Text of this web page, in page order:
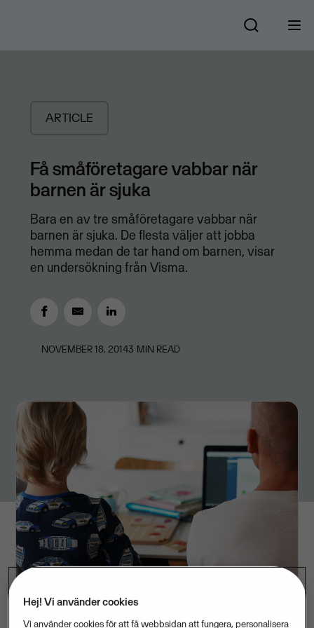
ARTICLE
​Få småföretagare vabbar när
barnen är sjuka
Bara en av tre småföretagare vabbar när
barnen är sjuka. De flesta väljer att jobba
hemma medan de tar hand om barnen, visar
en undersökning från Visma.
NOVEMBER 18, 20143 MIN READ
Hej! Vi använder cookies
Vi använder cookies för att få webbsidan att fungera, personalisera